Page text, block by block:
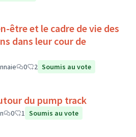
être et le cadre de vie des
dans leur cour de
0 2 Soumis au vote
du pump track
0 1 Soumis au vote